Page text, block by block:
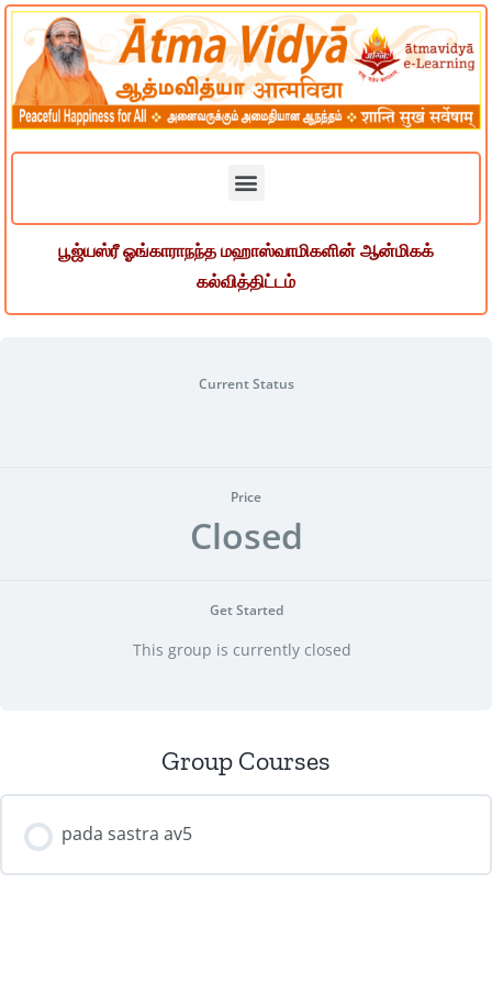
பூஜ்யஸ்ரீ ஓங்காராநந்த மஹாஸ்வாமிகளின் ஆன்மிகக்
கல்வித்திட்டம்
Current Status
Price
Closed
Get Started
This group is currently closed
Group Courses
pada sastra av5